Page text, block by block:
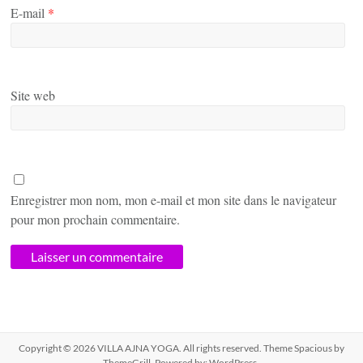
E-mail *
Site web
Enregistrer mon nom, mon e-mail et mon site dans le navigateur
pour mon prochain commentaire.
Copyright © 2026VILLA AJNA YOGA. All rights reserved. ThemeSpaciousby